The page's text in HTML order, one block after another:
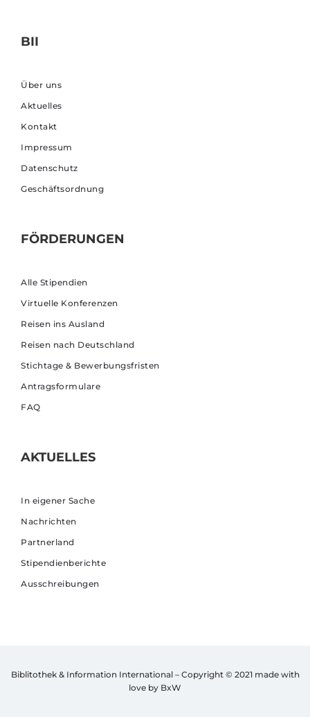
BII
Über uns
Aktuelles
Kontakt
Impressum
Datenschutz
Geschäftsordnung
FÖRDERUNGEN
Alle Stipendien
Virtuelle Konferenzen
Reisen ins Ausland
Reisen nach Deutschland
Stichtage & Bewerbungsfristen
Antragsformulare
FAQ
AKTUELLES
In eigener Sache
Nachrichten
Partnerland
Stipendienberichte
Ausschreibungen
Biblitothek & Information International – Copyright © 2021 made with
love by BxW